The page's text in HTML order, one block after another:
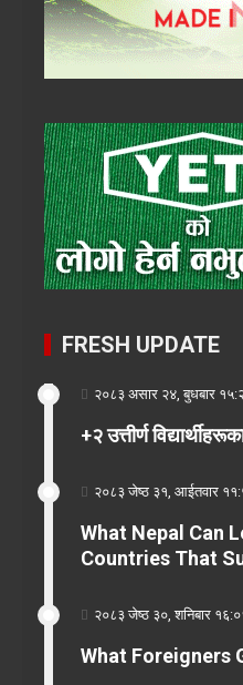
FRESH UPDATE
२०८३ असार २४, बुधबार
+२ उत्तीर्ण
२०८३ जेष्ठ ३१, आईतवार
What Nepal Can
Countries That
२०८३ जेष्ठ ३०, शनिबार
What Foreigners